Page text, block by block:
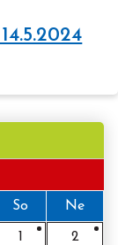
So Ne
1 2